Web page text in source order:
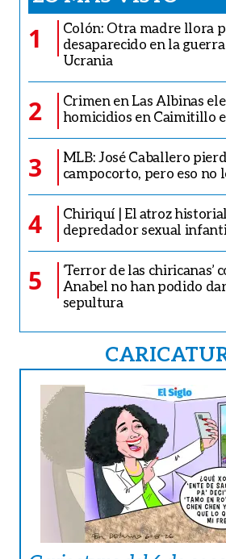
1
Colón: Otra madre llora
desaparecido en la guerra
Ucrania
2
Crimen en Las Albinas
homicidios en Caimitillo
3
MLB: José Caballero
campocorto, pero eso no
4
Chiriquí | El atroz
depredador sexual
5
‘Terror de las chiricanas’
Anabel no han podido
sepultura